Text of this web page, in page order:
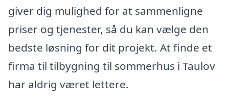
giver dig mulighed for at sammenligne
priser og tjenester, så du kan vælge den
bedste løsning for dit projekt. At finde et
firma til tilbygning til sommerhus i Taulov
har aldrig været lettere.